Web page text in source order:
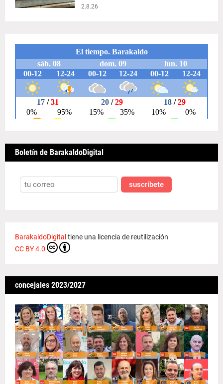
2.8.26
Boletín de BarakaldoDigital
suscríbete
BarakaldoDigital tiene una licencia de reutilización
CC BY 4.0
concejales 2023/2027